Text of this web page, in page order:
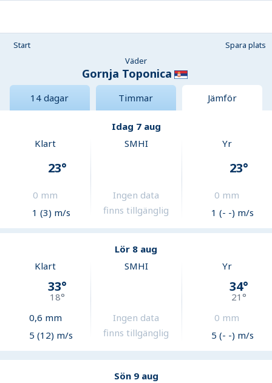
Start
Spara plats
Väder
Gornja Toponica
14 dagar Timmar Jämför
Idag 7 aug
Klart
23°
0 mm
1 (3) m/s
SMHI
Ingen data
finns tillgänglig
Yr
23°
0 mm
1 (- -) m/s
Lör 8 aug
Klart
33°
18°
0,6 mm
5 (12) m/s
SMHI
Ingen data
finns tillgänglig
Yr
34°
21°
0 mm
5 (- -) m/s
Sön 9 aug